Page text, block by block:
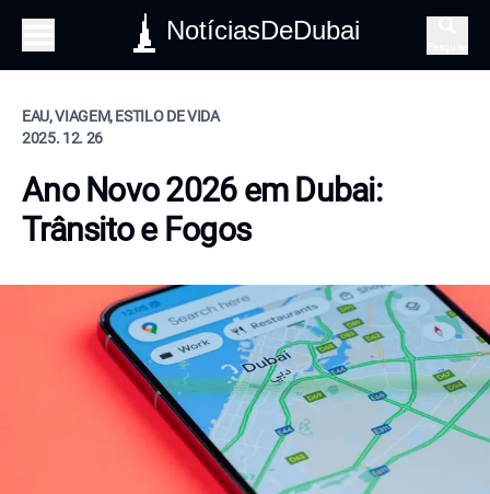
NotíciasDeDubai
EAU, VIAGEM, ESTILO DE VIDA
2025. 12. 26
Ano Novo 2026 em Dubai:
Trânsito e Fogos